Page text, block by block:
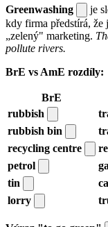
Greenwashing
je
kdy firma předstírá, že
„zelený" marketing.
pollute rivers.
BrE vs AmE rozdíly:
BrE
rubbish
rubbish bin
recycling centre
petrol
tin
lorry